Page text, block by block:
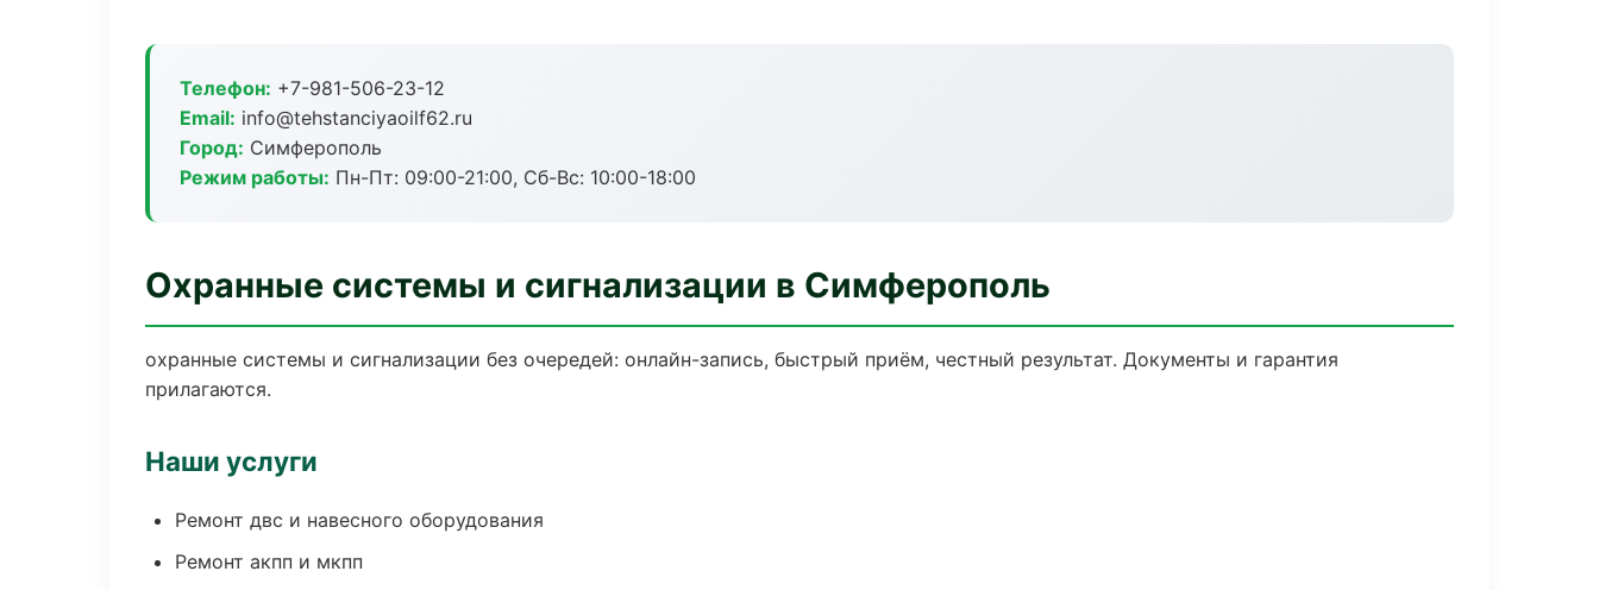
Телефон: +7-981-506-23-12
Email: info@tehstanciyaoilf62.ru
Город: Симферополь
Режим работы: Пн-Пт: 09:00-21:00, Сб-Вс: 10:00-18:00
Охранные системы и сигнализации в Симферополь
охранные системы и сигнализации без очередей: онлайн-запись, быстрый приём, честный результат. Документы и гарантия
прилагаются.
Наши услуги
Ремонт двс и навесного оборудования
Ремонт акпп и мкпп